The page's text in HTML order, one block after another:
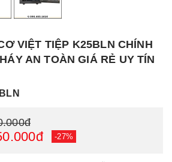
VIỆT TIỆP K25BLN CHÍNH
AN TOÀN GIÁ RẺ UY TÍN
-27%